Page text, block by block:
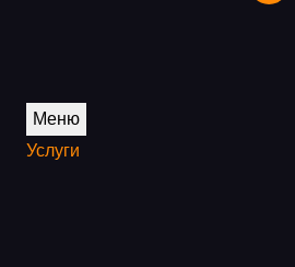
Меню
Услуги